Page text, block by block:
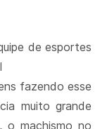
de esportes
fazendo esse
muito grande
o machismo no